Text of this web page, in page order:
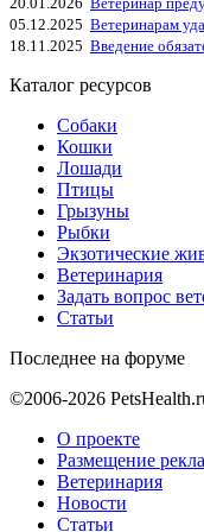
05.12.2025 Ветеринарам
18.11.2025 Введение
Каталог ресурсов
Собаки
Кошки
Лошади
Птицы
Грызуны
Рыбки
Экзотические
Ветеринария
Задать вопрос
Статьи
Последнее на форуме
©2006-2026
О проекте
Размещение
Ветеринария
Новости
Статьи